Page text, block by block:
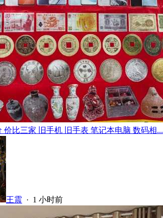
价比三家 旧手机 旧手表 笔记本电脑 数码相...
王震 · 1 小时前